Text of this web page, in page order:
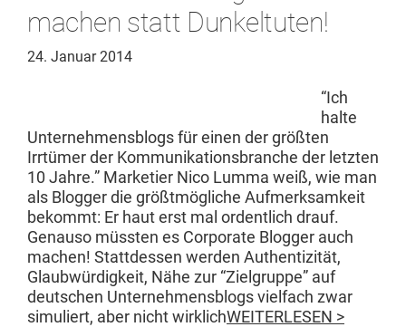
machen statt Dunkeltuten!
24. Januar 2014
“Ich
halte
Unternehmens­blogs für einen der größten
Irrtümer der Kom­mu­nika­tions­branche der let­zten
10 Jahre.” Mar­keti­er Nico Lum­ma weiß, wie man
als Blog­ger die größt­mögliche Aufmerk­samkeit
bekommt: Er haut erst mal ordentlich drauf.
Genau­so müssten es Cor­po­rate Blog­ger auch
machen! Stattdessen wer­den Authen­tiz­ität,
Glaub­würdigkeit, Nähe zur “Ziel­gruppe” auf
deutschen Unternehmens­blogs vielfach zwar
simuliert, aber nicht wirk­lichWEITERLESEN >